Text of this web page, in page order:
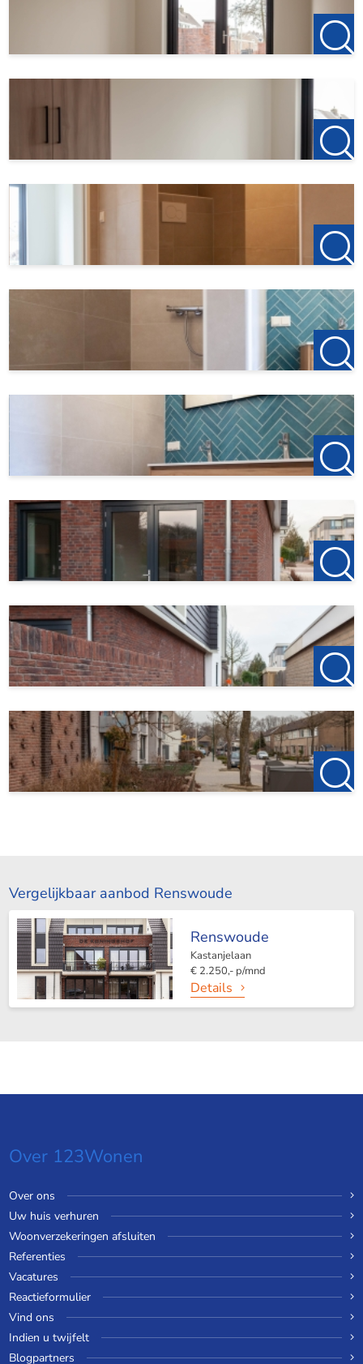
Vergelijkbaar aanbod Renswoude
Renswoude
Kastanjelaan
€ 2.250,- p/mnd
Details
Over 123Wonen
Over ons
Uw huis verhuren
Woonverzekeringen afsluiten
Referenties
Vacatures
Reactieformulier
Vind ons
Indien u twijfelt
Blogpartners